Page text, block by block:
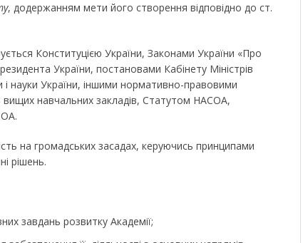
, додержанням мети його створення відповідно до ст.
Конституцією України, Законами України «Про
України, постановами Кабінету Міністрів
і науки України, іншими нормативно-правовими
навчальних закладів, Статутом НАСОА,
на громадських засадах, керуючись принципами
рішень.
завдань розвитку Академії;